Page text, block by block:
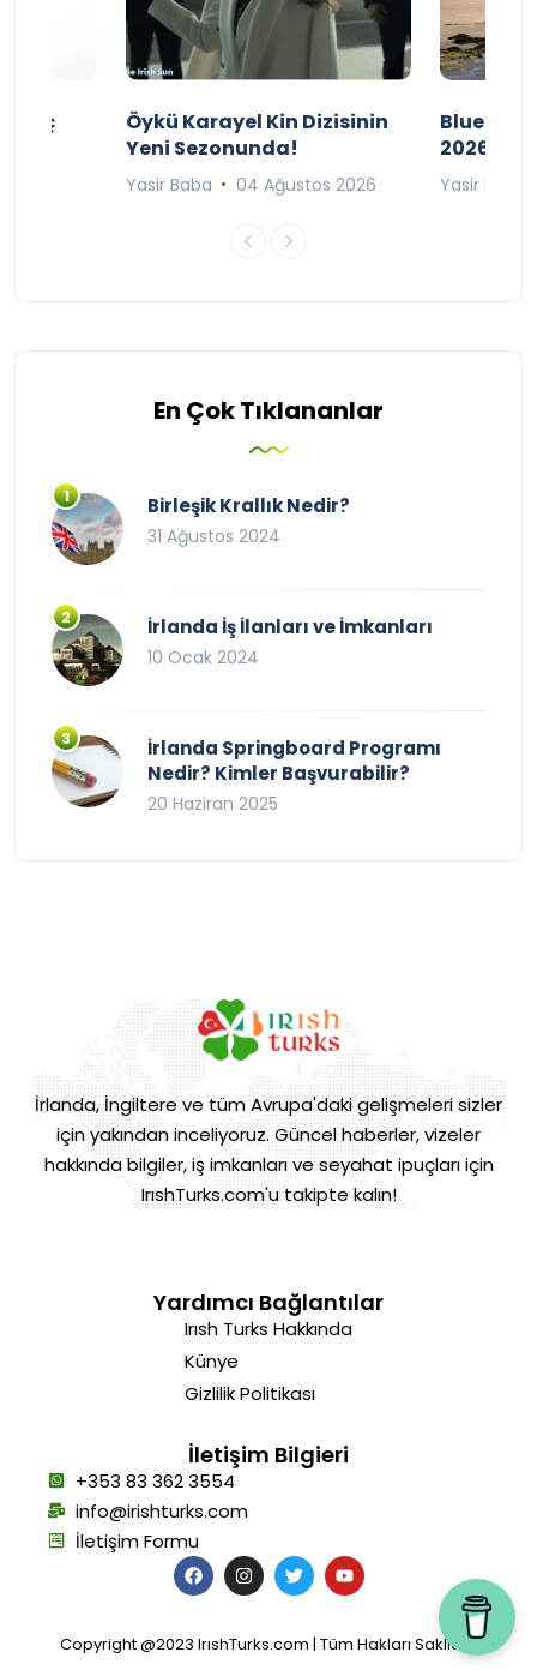
Maç
Öykü Karayel Kin Dizisinin
Yeni Sezonunda!
Yasir Baba 04 Ağustos 2026
Blue
2026
Yasir Baba
En Çok Tıklananlar
Birleşik Krallık Nedir?
31 Ağustos 2024
İrlanda İş İlanları ve İmkanları
10 Ocak 2024
İrlanda Springboard Programı
Nedir? Kimler Başvurabilir?
20 Haziran 2025
İrlanda, İngiltere ve tüm Avrupa'daki gelişmeleri sizler
için yakından inceliyoruz. Güncel haberler, vizeler
hakkında bilgiler, iş imkanları ve seyahat ipuçları için
IrıshTurks.com'u takipte kalın!
Yardımcı Bağlantılar
Irısh Turks Hakkında
Künye
Gizlilik Politikası
İletişim Bilgieri
+353 83 362 3554
info@irishturks.com
İletişim Formu
Copyright @2023 IrıshTurks.com | Tüm Hakları Saklıdır.